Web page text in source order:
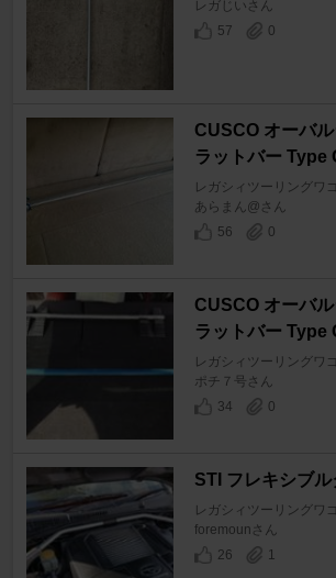
レガじいさん
57
0
CUSCO オーバ
ラットバー Type
レガシィツーリングワ
あらまん@さん
56
0
CUSCO オーバ
ラットバー Type
レガシィツーリングワ
ポチ７号さん
34
0
STI フレキシブ
レガシィツーリングワ
foremounさん
26
1